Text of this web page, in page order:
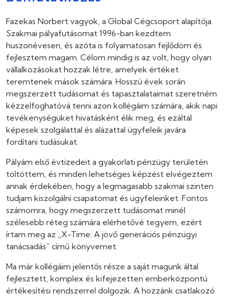
Fazekas Norbert vagyok, a Global Cégcsoport alapítója.
Szakmai pályafutásomat 1996-ban kezdtem
huszonévesen, és azóta is folyamatosan fejlődöm és
fejlesztem magam. Célom mindig is az volt, hogy olyan
vállalkozásokat hozzak létre, amelyek értéket
teremtenek mások számára. Hosszú évek során
megszerzett tudásomat és tapasztalataimat szeretném
kézzelfoghatóvá tenni azon kollégáim számára, akik napi
tevékenységüket hivatásként élik meg, és ezáltal
képesek szolgálattal és alázattal ügyfeleik javára
fordítani tudásukat.
Pályám első évtizedeit a gyakorlati pénzügy területén
töltöttem, és minden lehetséges képzést elvégeztem
annak érdekében, hogy a legmagasabb szakmai szinten
tudjam kiszolgálni csapatomat és ügyfeleinket. Fontos
számomra, hogy megszerzett tudásomat minél
szélesebb réteg számára elérhetővé tegyem, ezért
írtam meg az „X-Time: A jövő generációs pénzügyi
tanácsadás” című könyvemet.
Ma már kollégáim jelentős része a saját magunk által
fejlesztett, komplex és kifejezetten emberközpontú
értékesítési rendszerrel dolgozik. A hozzánk csatlakozó